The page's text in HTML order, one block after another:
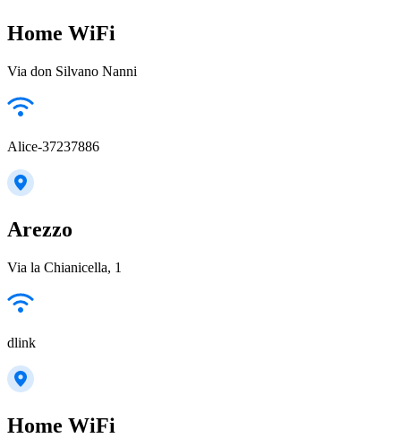
Home WiFi
Via don Silvano Nanni
Alice-37237886
Arezzo
Via la Chianicella, 1
dlink
Home WiFi